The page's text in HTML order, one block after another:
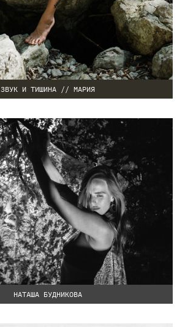
ЗВУК И ТИШИНА // МАРИЯ
НАТАША БУДНИКОВА